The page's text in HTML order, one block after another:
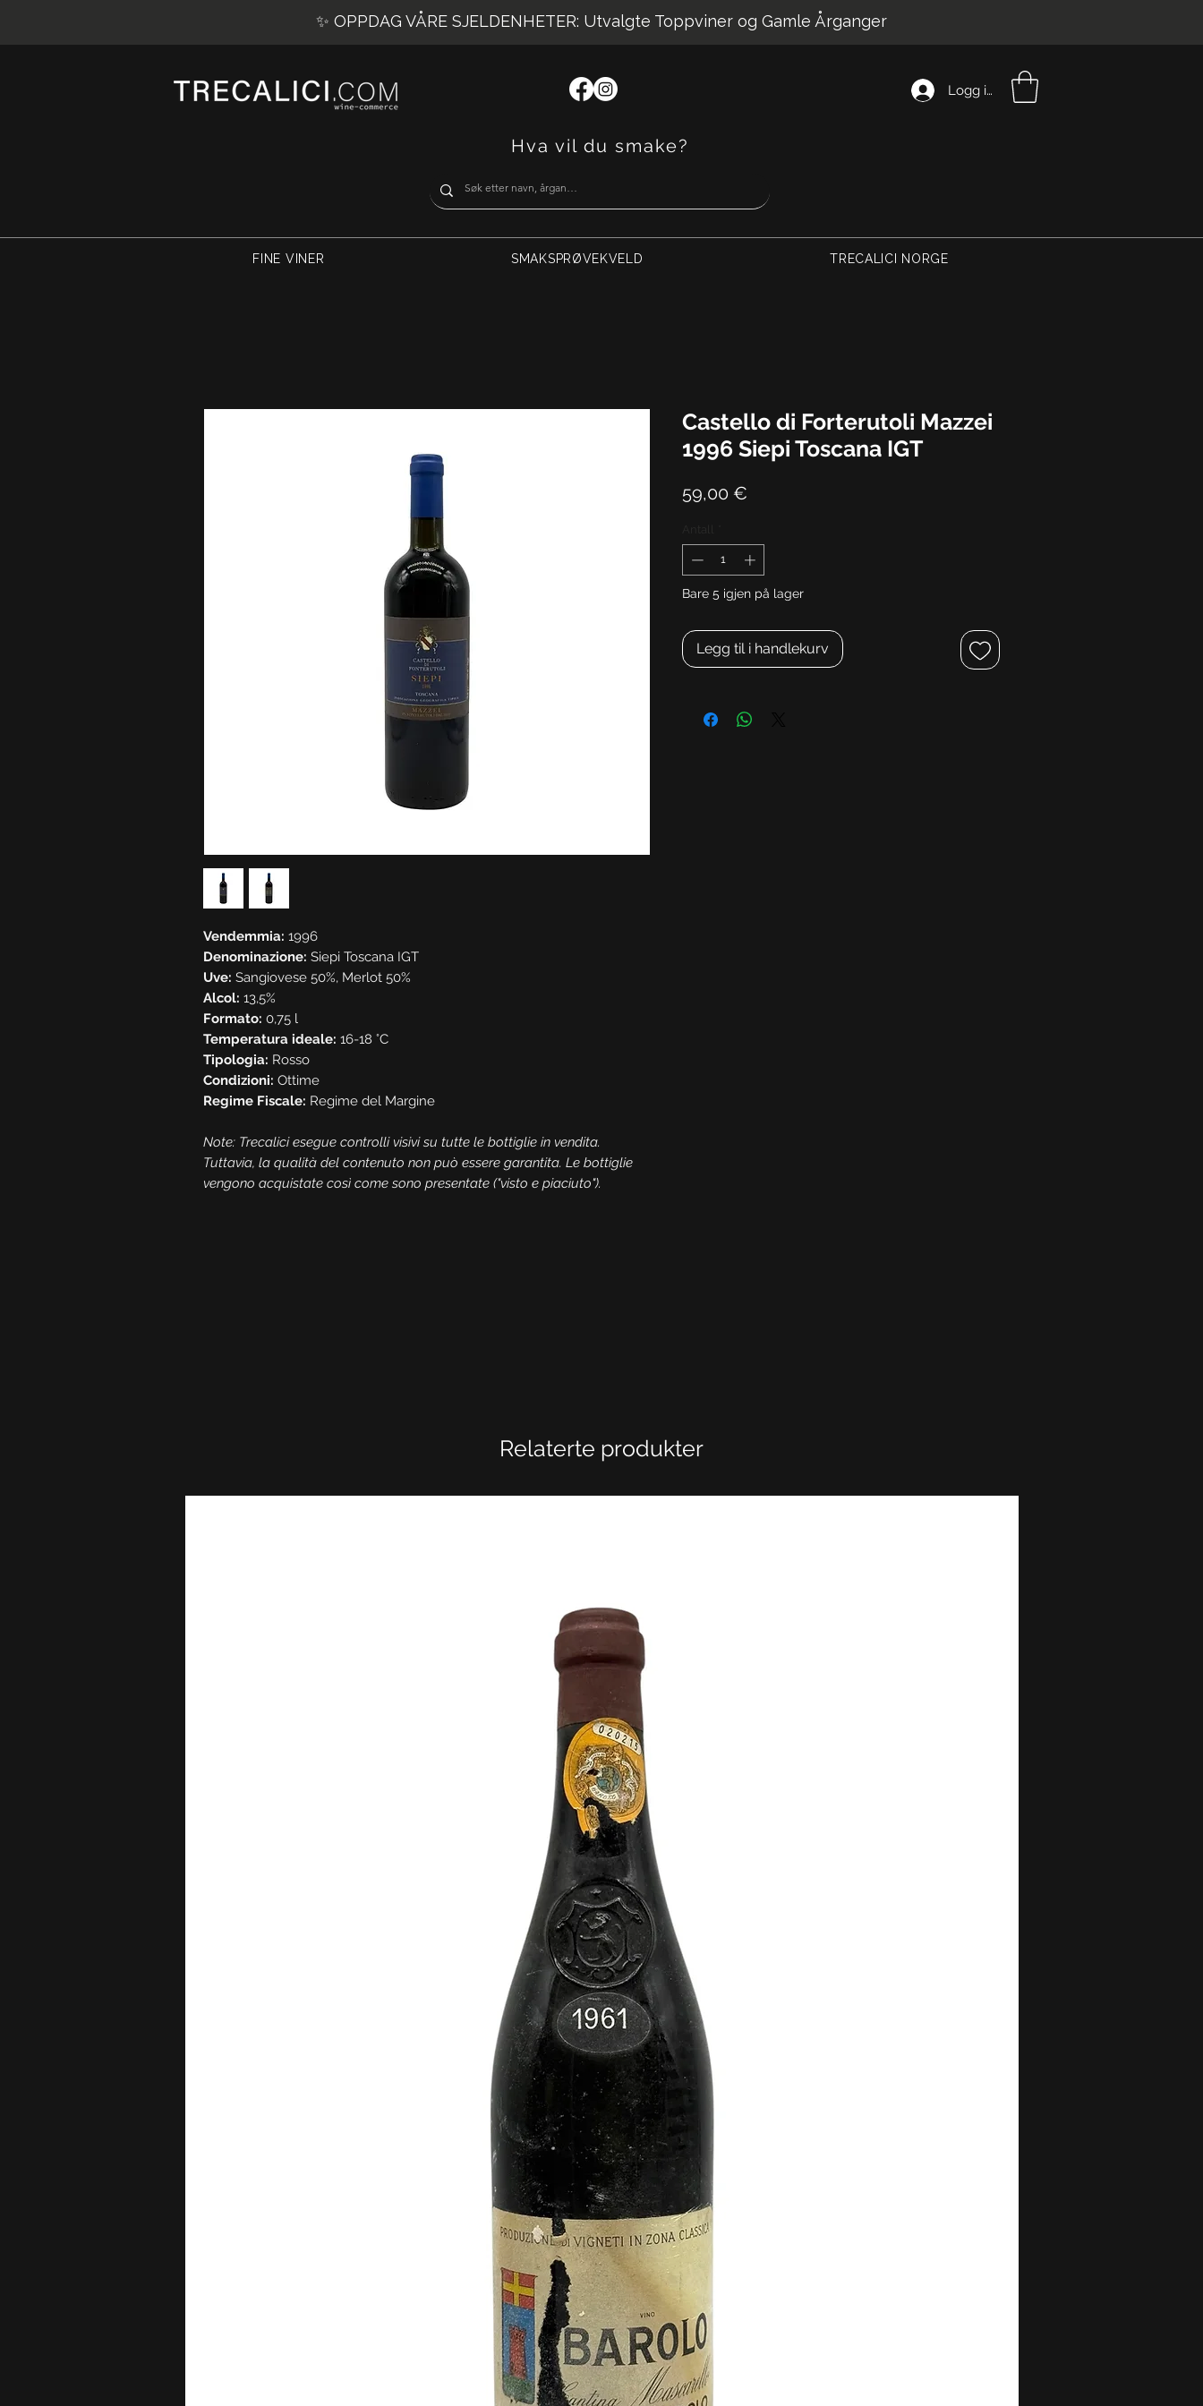
✨ OPPDAG VÅRE SJELDENHETER: Utvalgte Toppviner og Gamle Årganger
Logg inn
Hva vil du smake?
FINE VINER SMAKSPRØVEKVELD TRECALICI NORGE
Vendemmia: 1996
Denominazione: Siepi Toscana IGT
Uve: Sangiovese 50%, Merlot 50%
Alcol: 13,5%
Formato: 0,75 l
Temperatura ideale: 16-18 °C
Tipologia: Rosso
Condizioni: Ottime
Regime Fiscale: Regime del Margine
Note: Trecalici esegue controlli visivi su tutte le bottiglie in vendita.
Tuttavia, la qualità del contenuto non può essere garantita. Le bottiglie
vengono acquistate così come sono presentate ("visto e piaciuto").
Castello di Forterutoli Mazzei
1996 Siepi Toscana IGT
59,00 €
Bare 5 igjen på lager
Legg til i handlekurv
Relaterte produkter